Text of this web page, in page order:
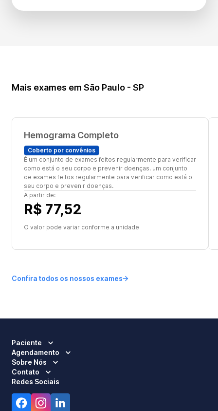
Mais exames em São Paulo - SP
Hemograma Completo
Coberto por convênios
É um conjunto de exames feitos regularmente para verificar
como está o seu corpo e prevenir doenças. um conjunto
de exames feitos regularmente para verificar como está o
seu corpo e prevenir doenças.
A partir de:
R$ 77,52
O valor pode variar conforme a unidade
Confira todos os nossos exames
Paciente
Agendamento
Sobre Nós
Contato
Redes Sociais